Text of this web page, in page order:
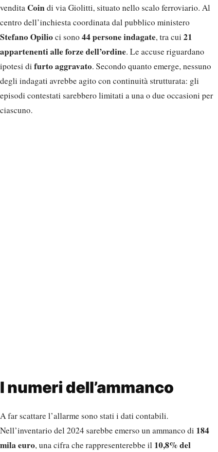
vendita Coindi via Giolitti, situato nello scalo ferroviario. Al
centro dell’inchiesta coordinata dal pubblico ministero
Stefano Opilioci sono 44 persone indagate, tra cui 21
appartenenti alle forze dell’ordine. Le accuse riguardano
ipotesi di furto aggravato. Secondo quanto emerge, nessuno
degli indagati avrebbe agito con continuità strutturata: gli
episodi contestati sarebbero limitati a una o due occasioni per
ciascuno.
I numeri dell’ammanco
A far scattare l’allarme sono stati i dati contabili.
Nell’inventario del 2024 sarebbe emerso un ammanco di 184
mila euro, una cifra che rappresenterebbe il 10,8% del